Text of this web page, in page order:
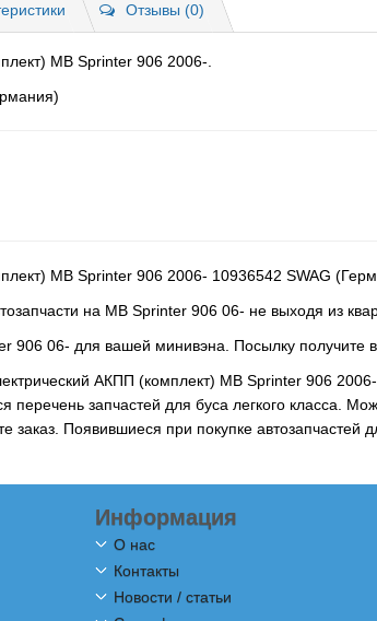
Отзывы (0)
MB Sprinter 906 2006-.
MB Sprinter 906 2006- 10936542 SWAG
на MB Sprinter 906 06- не выходя из
906 06- для вашей минивэна. Посылку получите
АКПП (комплект) MB Sprinter 906
перечень запчастей для буса легкого класса.
заказ. Появившиеся при покупке
Информация
О нас
Контакты
Новости / статьи